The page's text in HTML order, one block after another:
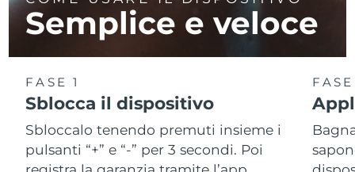
Semplice e veloce
FASE 1
Sblocca il dispositivo
Sbloccalo tenendo premuti insieme i
pulsanti “+” e “-” per 3 secondi. Poi